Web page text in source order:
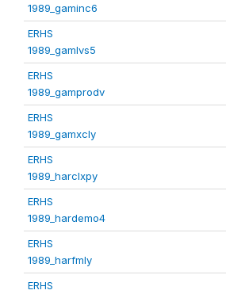
1989_gaminc6
ERHS
1989_gamlvs5
ERHS
1989_gamprodv
ERHS
1989_gamxcly
ERHS
1989_harclxpy
ERHS
1989_hardemo4
ERHS
1989_harfmly
ERHS